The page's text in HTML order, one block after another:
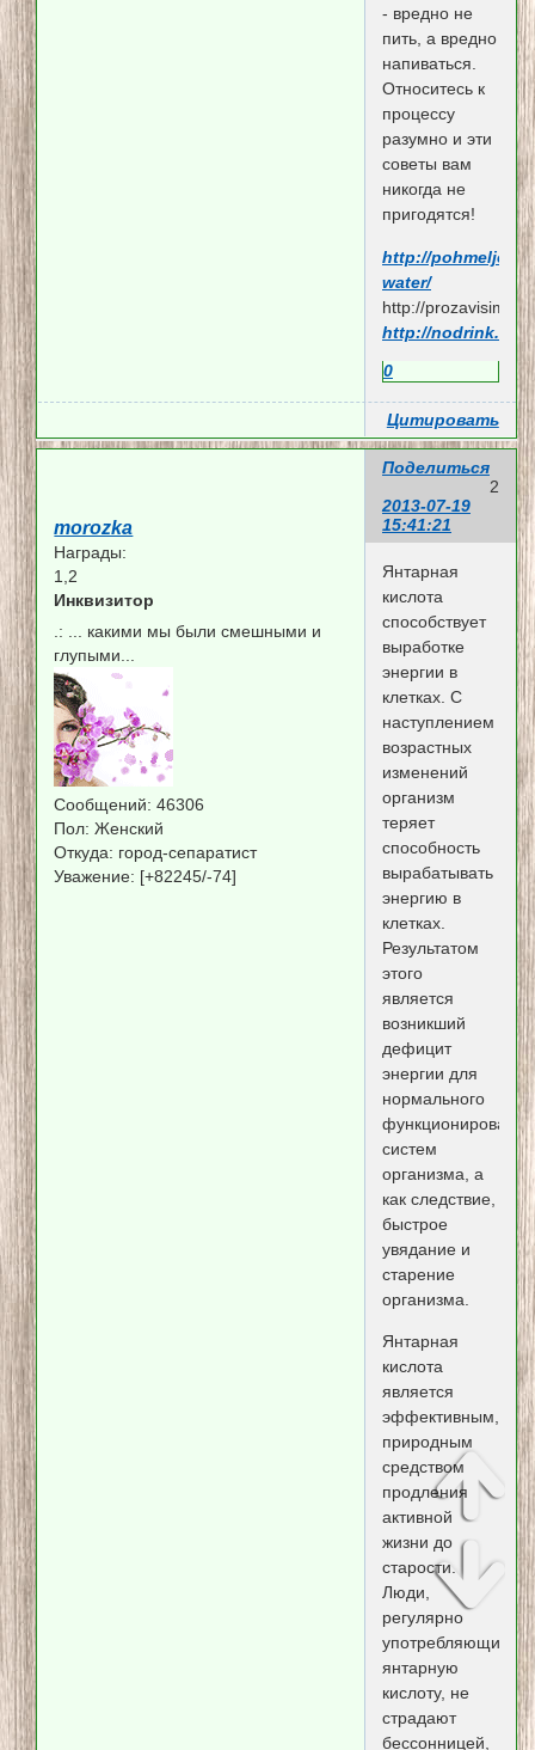
- вредно не
пить, а вредно
напиваться.
Относитесь к
процессу
разумно и эти
советы вам
никогда не
пригодятся!
http://
water/
http://
http://
0
Цитировать
Поделиться
2
2013-07-19
15:41:21
morozka
Награды:
1,2
Инквизитор
.: ... какими мы были смешными и
глупыми...
Сообщений: 46306
Пол: Женский
Откуда: город-сепаратист
Уважение: [+82245/-74]
Янтарная
кислота
способствует
выработке
энергии в
клетках. С
наступлением
возрастных
изменений
организм
теряет
способность
вырабатывать
энергию в
клетках.
Результатом
этого
является
возникший
дефицит
энергии для
нормального
функционирования
систем
организма, а
как следствие,
быстрое
увядание и
старение
организма.
Янтарная
кислота
является
эффективным,
природным
средством
продления
активной
жизни до
старости.
Люди,
регулярно
употребляющие
янтарную
кислоту, не
страдают
бессонницей,